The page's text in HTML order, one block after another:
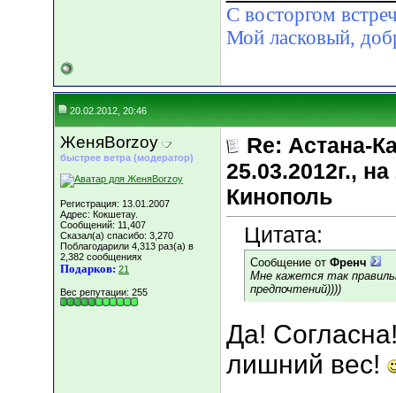
С восторгом
Мой ласковый,
20.02.2012, 20:46
ЖеняBorzoy
быстрее ветра (модератор)
Регистрация: 13.01.2007
Адрес: Кокшетау.
Сообщений: 11,407
Сказал(а) спасибо: 3,270
Поблагодарили 4,313 раз(а) в
2,382 сообщениях
Подарков: 21
Вес репутации: 255
Re: Астана-
25.03.2012г.,
Кинополь
Цитата:
Сообщение от Френч
Мне кажется так
предпочтений))))
Да!
лишний вес!